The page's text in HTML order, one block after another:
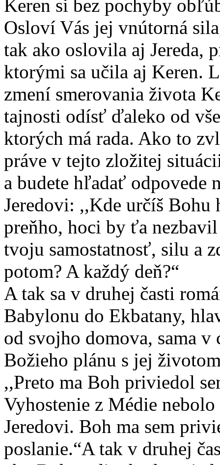
Keren si bez pochyby
Osloví Vás jej vnútorná
tak ako oslovila aj Jereda,
ktorými sa učila aj Keren.
zmení smerovania života
tajnosti odísť ďaleko od
ktorých má rada. Ako to
práve v tejto zložitej
a budete hľadať odpovede
Jeredovi: ,,Kde určíš Bohu
preňho, hoci by ťa
tvoju samostatnosť, silu a
potom? A každý deň?“
A tak sa v druhej časti
Babylonu do Ekbatany,
od svojho domova, sama v
Božieho plánu s jej
,,Preto ma Boh priviedol
Vyhostenie z Médie
Jeredovi. Boh ma sem
poslanie.“A tak v druhej